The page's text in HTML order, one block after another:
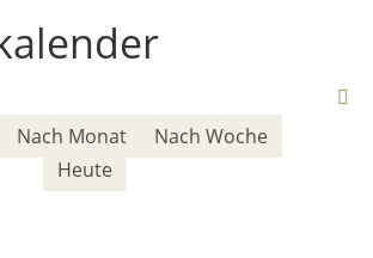
Nach Monat
Nach Woche
Heute